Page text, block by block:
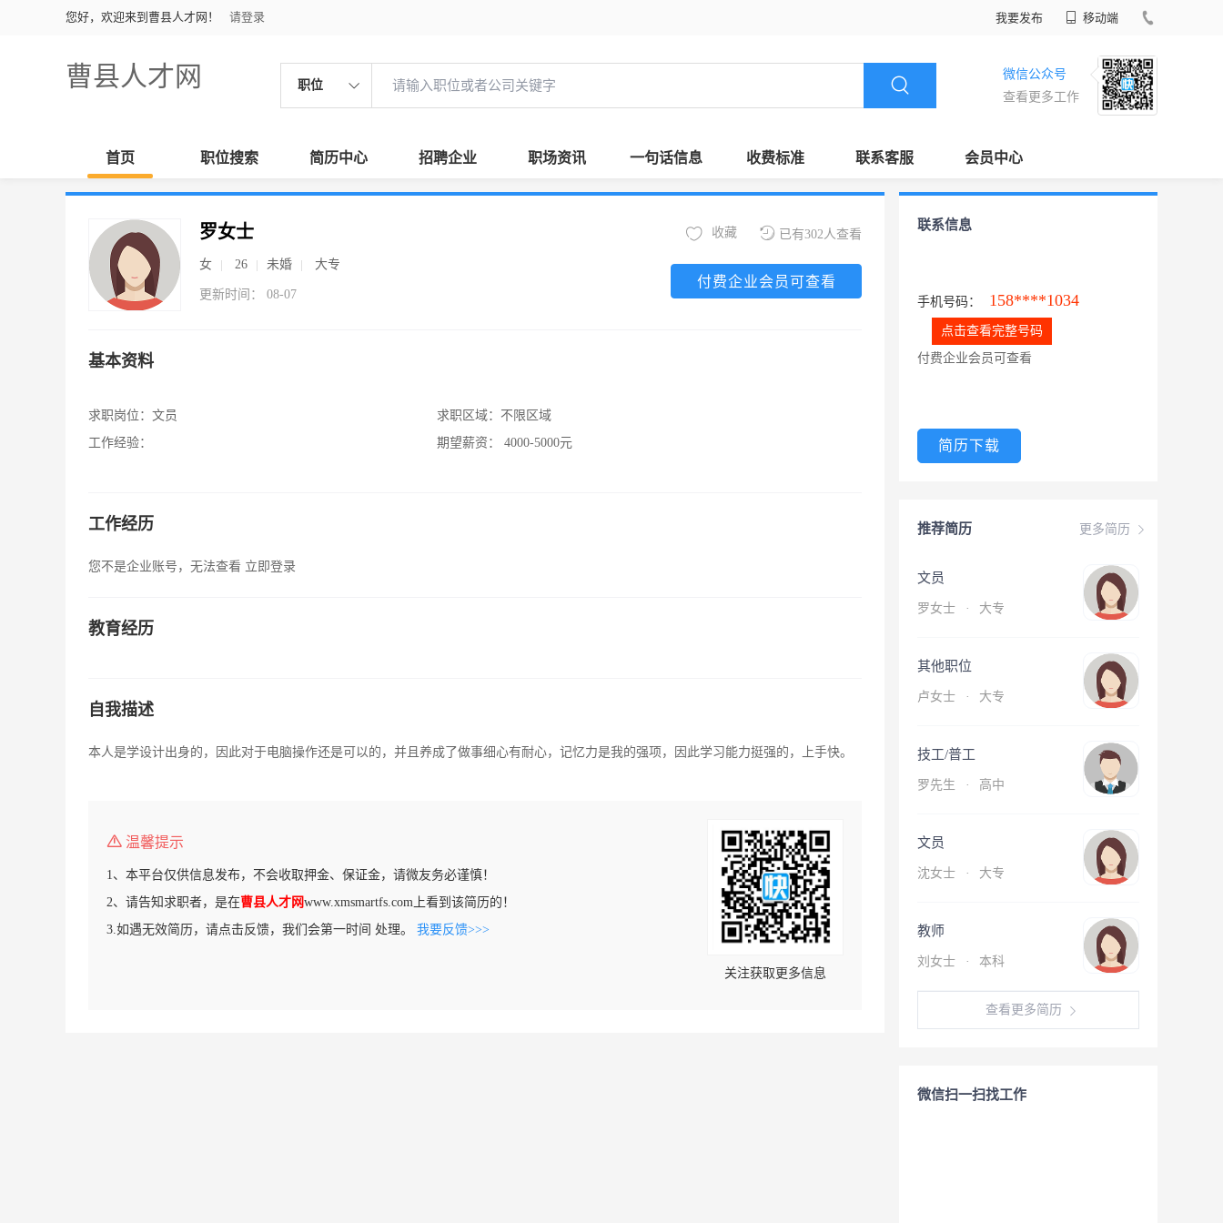
您好，欢迎来到曹县人才网！ 请登录 我要发布 移动端
曹县人才网 职位
微信公众号
查看更多工作
首页 职位搜索 简历中心 招聘企业 职场资讯 一句话信息 收费标准 联系客服 会员中心
罗女士
女 26 未婚 大专
更新时间： 08-07
已有302人查看
收藏
付费企业会员可查看
基本资料
求职岗位： 文员
工作经验：
求职区域： 不限区域
期望薪资：
4000-5000元
工作经历
您不是企业账号，无法查看 立即登录
教育经历
自我描述
本人是学设计出身的，因此对于电脑操作还是可以的，并且养成了做事细心有耐心，记忆力是我的强项，因此学习能力挺强的，上手快。
温馨提示
1、本平台仅供信息发布，不会收取押金、保证金，请微友务必谨慎！
2、请告知求职者，是在曹县人才网www.xmsmartfs.com上看到该简历的！
3.如遇无效简历，请点击反馈，我们会第一时间 处理。 我要反馈>>>
关注获取更多信息
联系信息
手机号码： 158****1034
点击查看完整号码
付费企业会员可查看
简历下载
更多简历
推荐简历
文员
罗女士 · 大专
其他职位
卢女士 · 大专
技工/普工
罗先生 · 高中
文员
沈女士 · 大专
教师
刘女士 · 本科
查看更多简历
微信扫一扫找工作